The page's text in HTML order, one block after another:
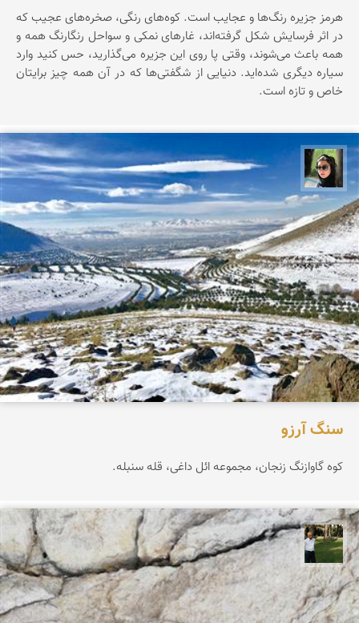
هرمز جزیره‌ رنگ‌ها‌ و عجایب است. کوه‌های رنگی، صخره‌های عجیب که
در اثر فرسایش شکل گرفته‌اند، غارهای نمکی و سواحل رنگارنگ همه و
همه باعث می‌شوند، وقتی پا روی این جزیره می‌گذارید، حس کنید وارد
سیاره‌ دیگری شده‌اید. دنیایی از شگفتی‌ها که در آن همه چیز برایتان
خاص و تازه است.
سپیده اصلان
سنگ آرزو
کوه گاوازنگ زنجان، مجموعه ائل داغی، قله سنبله.
عبدل شعبانی